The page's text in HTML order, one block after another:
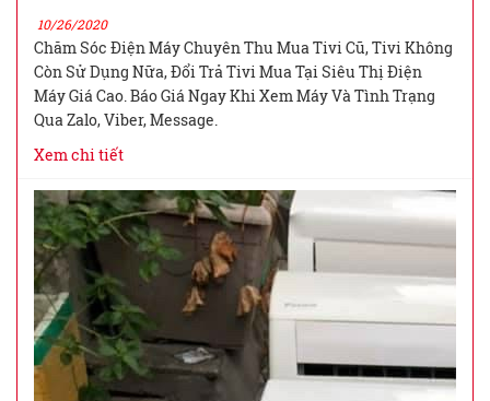
10/26/2020
Chăm Sóc Điện Máy Chuyên Thu Mua Tivi Cũ, Tivi Không
Còn Sử Dụng Nữa, Đổi Trả Tivi Mua Tại Siêu Thị Điện
Máy Giá Cao. Báo Giá Ngay Khi Xem Máy Và Tình Trạng
Qua Zalo, Viber, Message.
Xem chi tiết